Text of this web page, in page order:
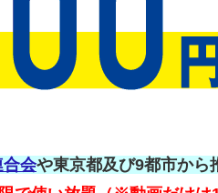
合会や東京都及び9都市から